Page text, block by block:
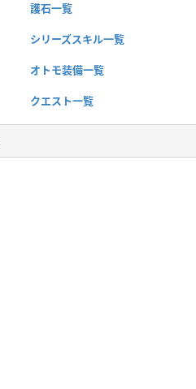
護石一覧
シリーズスキル一覧
オトモ装備一覧
クエスト一覧